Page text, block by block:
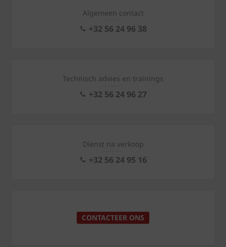
Algemeen contact
+32 56 24 96 38
Technisch advies en trainings
+32 56 24 96 27
Dienst na verkoop
+32 56 24 95 16
CONTACTEER ONS